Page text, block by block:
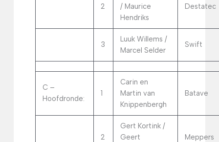
2
/ Maurice
Hendriks
Destatec
3
Luuk Willems /
Marcel Selder
Swift
C –
Hoofdronde:
1
Carin en
Martin van
Knippenbergh
Batave
2
Gert Kortink /
Geert
Meppers